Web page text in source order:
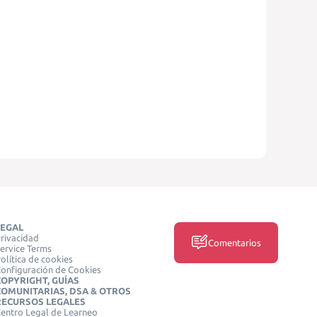
Terms
de cookies
de Cookies
GUÍAS
DSA & OTROS
LEGALES
Legal de Learneo
Comentarios